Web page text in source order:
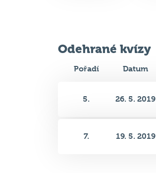
Odehrané kvízy
Pořadí Datum
5. 26. 5. 2019
7. 19. 5. 2019